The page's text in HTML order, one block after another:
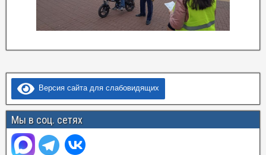
Версия сайта для слабовидящих
Мы в соц. сетях